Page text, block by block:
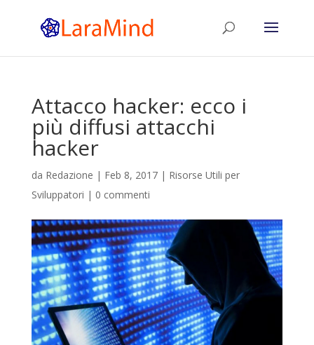
Attacco hacker: ecco i
più diffusi attacchi
hacker
da Redazione | Feb 8, 2017| Risorse Utili per
Sviluppatori | 0 commenti